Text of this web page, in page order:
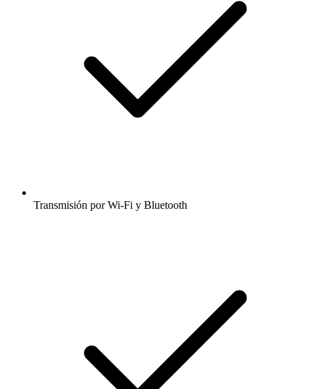
Transmisión por Wi-Fi y Bluetooth